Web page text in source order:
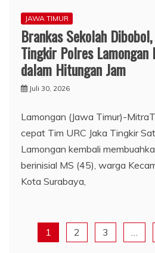
JAWA TIMUR
Brankas Sekolah
Tingkir Polres Lamongan
dalam Hitungan Jam
Juli 30, 2026
Lamongan (Jawa Timur)-
cepat Tim URC Jaka Tingkir
Lamongan kembali
berinisial MS (45), warga
Kota Surabaya,
1 2 3